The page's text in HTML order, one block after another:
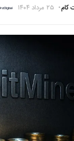
کام ۲۵ مرداد ۱۴۰۴